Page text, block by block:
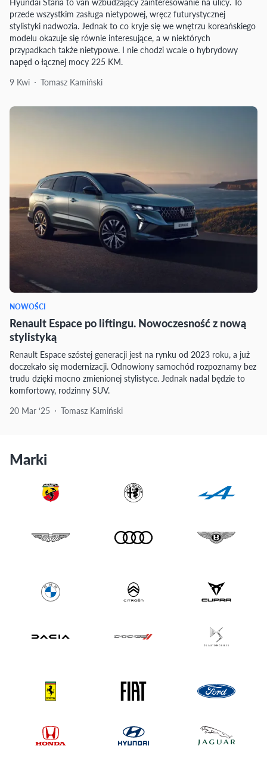
przede wszystkim zasługa nietypowej, wręcz futurystycznej
stylistyki nadwozia. Jednak to co kryje się we wnętrzu koreańskiego
modelu okazuje się równie interesujące, a w niektórych
przypadkach także nietypowe. I nie chodzi wcale o hybrydowy
napęd o łącznej mocy 225 KM.
9 Kwi
Tomasz Kamiński
NOWOŚCI
Renault Espace po liftingu. Nowoczesność z nową
stylistyką
Renault Espace szóstej generacji jest na rynku od 2023 roku, a już
doczekało się modernizacji. Odnowiony samochód rozpoznamy bez
trudu dzięki mocno zmienionej stylistyce. Jednak nadal będzie to
komfortowy, rodzinny SUV.
20 Mar ‘25
Tomasz Kamiński
Marki